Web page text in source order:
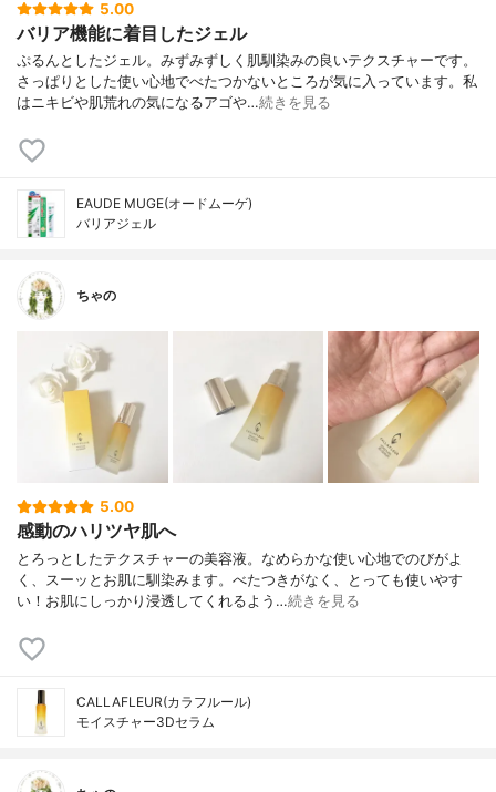
5.00
バリア機能に着目したジェル
ぷるんとしたジェル。みずみずしく肌馴染みの良いテクスチャーです。
さっぱりとした使い心地でべたつかないところが気に入っています。私
はニキビや肌荒れの気になるアゴや…続きを見る
EAUDE MUGE(オードムーゲ)
バリアジェル
ちゃの
5.00
感動のハリツヤ肌へ
とろっとしたテクスチャーの美容液。なめらかな使い心地でのびがよ
く、スーッとお肌に馴染みます。べたつきがなく、とっても使いやす
い！お肌にしっかり浸透してくれるよう…続きを見る
CALLAFLEUR(カラフルール)
モイスチャー3Dセラム